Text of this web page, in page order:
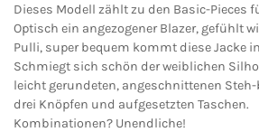
Dieses Modell zählt zu den Basic-Pieces
Optisch ein angezogener Blazer, gefühlt
Pulli, super bequem kommt diese Jacke
Schmiegt sich schön der weiblichen
leicht gerundeten, angeschnittenen
drei Knöpfen und aufgesetzten Taschen.
Kombinationen? Unendliche!